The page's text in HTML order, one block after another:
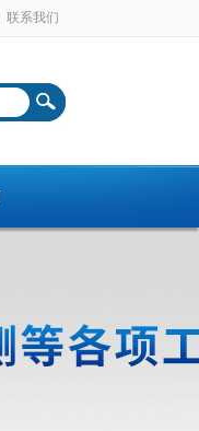
联系我们